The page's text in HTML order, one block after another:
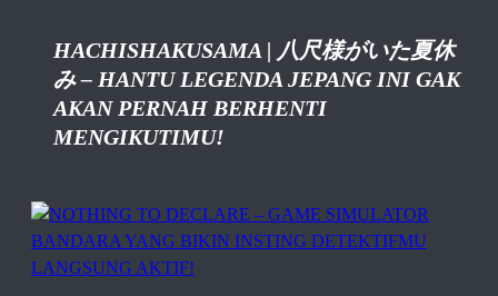
HACHISHAKUSAMA | 八尺様がいた夏休
み – HANTU LEGENDA JEPANG INI GAK
AKAN PERNAH BERHENTI
MENGIKUTIMU!